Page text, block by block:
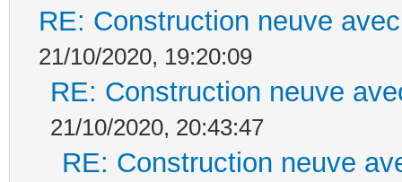
RE: Construction neuve
21/10/2020, 19:20:09
RE: Construction neuve
21/10/2020, 20:43:47
RE: Construction neuve